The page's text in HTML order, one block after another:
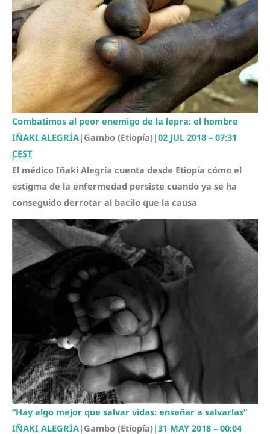
Combatimos al peor enemigo de la lepra: el hombre
IÑAKI ALEGRÍA| Gambo (Etiopía)|02 JUL 2018 – 07:31
CEST
El médico Iñaki Alegría cuenta desde Etiopía cómo el
estigma de la enfermedad persiste cuando ya se ha
conseguido derrotar al bacilo que la causa
“Hay algo mejor que salvar vidas: enseñar a salvarlas”
IÑAKI ALEGRÍA| Gambo (Etiopía)|31 MAY 2018 – 00:04